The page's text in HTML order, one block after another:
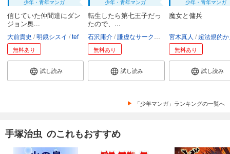
少年・青年マンガ
信じていた仲間達にダン
ジョン奥...
大前貴史 明鏡シスイ tef
無料あり
試し読み
少年・青年マンガ
転生したら第七王子だっ
たので、...
石沢庸介 謙虚なサークル メル。
無料あり
試し読み
少年・青年マンガ
魔女と傭兵
宮木真人 超法規的か
無料あり
試し読み
「少年マンガ」ランキングの一覧へ
手塚治虫 のこれもおすすめ